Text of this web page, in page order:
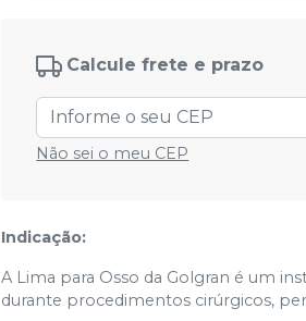
Calcule frete e prazo
Não sei o meu CEP
Indicação:
A Lima para Osso da Golgran é um
durante procedimentos cirúrgicos,